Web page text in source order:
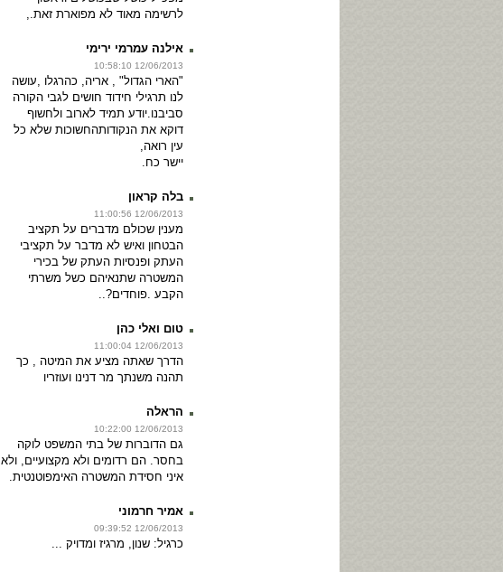
לרשימה מאוד לא מפוארת זאת.,
אילנה עמרמי ירימי
12/06/2013 10:58:10
"הארי הגדול" , אריה, כהרגלו ,עושה
לנו תרגילי חידוד חושים לגבי הקורה
סביבנו.יודע תמיד לארוב ולחשוף
דוקא את הנקודותהחשוכות שלא כל
עין רואה,
יישר כח.
בלה קראון
12/06/2013 11:00:56
מענין שכולם מדברים על תקציב
הבטחון ואיש לא מדבר על תקציבי
העתק ופנסיות העתק של בכירי
המשטרה שתנאיהם כשל משרתי
הקבע .פוחדים?..
טום ואלי כהן
12/06/2013 11:00:04
הדרך שאתה מציע את המיטה , כך
תהנה משנתך מר דנינו ועוזריו
הראלה
12/06/2013 10:22:00
גם הדוברות של בתי המשפט לוקה
בחסר. הם רדומים ולא מקצועיים, ולא
איני חסידת המשטרה האימפוטנטית.
אמיר חרמוני
12/06/2013 09:39:52
כרגיל: שנון, מרגיז ומדויק ...